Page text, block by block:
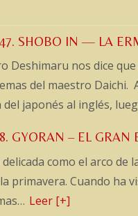
SHOBO IN — LA
Deshimaru nos dice
del maestro
japonés al inglés,
GYORAN – EL GRAN
como el arco
primavera. Cuando ha
Leer [+]